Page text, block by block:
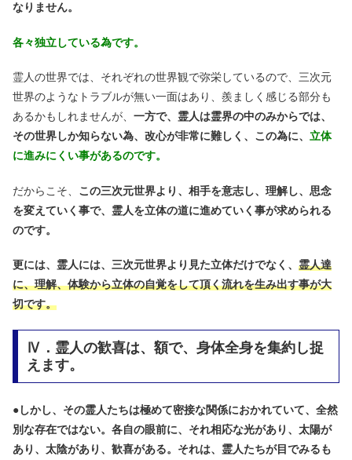
なりません。
各々独立している為です。
霊人の世界では、それぞれの世界観で弥栄しているので、三次元
世界のようなトラブルが無い一面はあり、羨ましく感じる部分も
あるかもしれませんが、 一方で、霊人は霊界の中のみからでは、
その世界しか知らない為、改心が非常に難しく、この為に、 立体
に進みにくい事があるのです。
だからこそ、 この三次元世界より、相手を意志し、理解し、思念
を変えていく事で、霊人を立体の道に進めていく事が求められる
のです。
更には、霊人には、三次元世界より見た立体だけでなく、 霊人達
に、理解、体験から立体の自覚をして頂く流れを生み出す事が大
切です。
Ⅳ．霊人の歓喜は、額で、身体全身を集約し捉
えます。
●しかし、その霊人たちは極めて密接な関係におかれていて、全然
別な存在ではない。各自の眼前に、それ相応な光があり、太陽が
あり、太陰があり、歓喜がある。それは、霊人たちが目でみるも